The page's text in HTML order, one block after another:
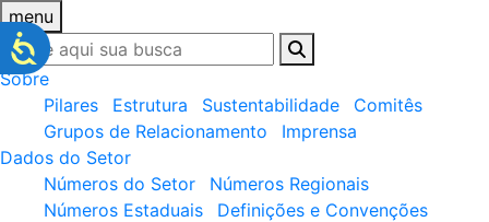
menu
Sobre
Pilares
Estrutura Sustentabilidade
Comitês
Grupos de Relacionamento
Imprensa
Dados do Setor
Números do Setor
Números Regionais
Números Estaduais
Definições e Convenções